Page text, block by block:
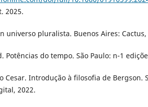
2025.
universo pluralista. Buenos Aires: Cactus,
Potências do tempo. São Paulo: n-1
Cesar. Introdução à filosofia de Bergson.
2022.